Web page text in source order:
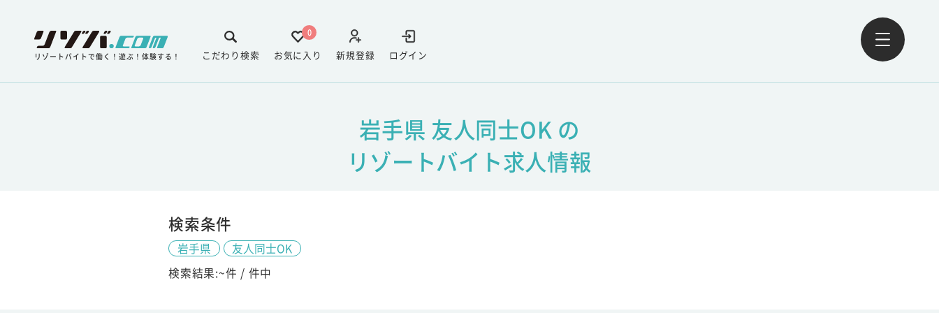
リゾートバイトで働く！遊ぶ！体験する！ ログイン
新規登録
0
お気に入り
こだわり検索
岩手県 友人同士OK の
リゾートバイト求人情報
検索条件
岩手県
友人同士OK
検索結果:~件 / 件中